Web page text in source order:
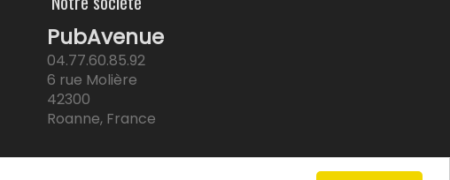
PubAvenue
04.77.60.85.92
6 rue Molière
42300
Roanne, France